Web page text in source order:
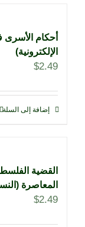
أحكام الأسرى
الإلكترونية)
$2.49
إضافة إلى السلة
القضية
المعاصرة
$2.49